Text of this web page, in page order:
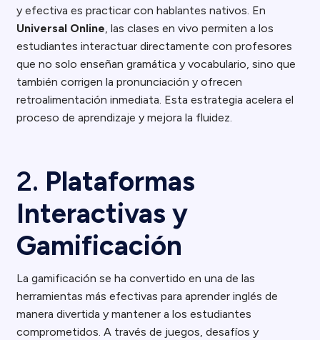
y efectiva es practicar con hablantes nativos. En
Universal Online, las clases en vivo permiten a los
estudiantes interactuar directamente con profesores
que no solo enseñan gramática y vocabulario, sino que
también corrigen la pronunciación y ofrecen
retroalimentación inmediata. Esta estrategia acelera el
proceso de aprendizaje y mejora la fluidez.
2. Plataformas
Interactivas y
Gamificación
La gamificación se ha convertido en una de las
herramientas más efectivas para aprender inglés de
manera divertida y mantener a los estudiantes
comprometidos. A través de juegos, desafíos y